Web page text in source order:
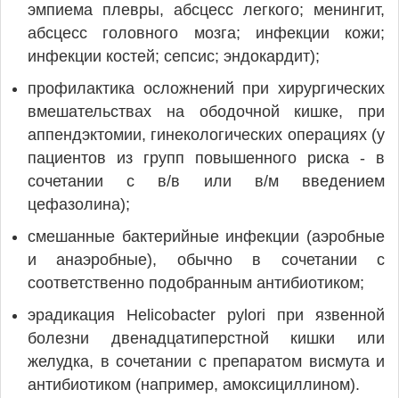
эмпиема плевры, абсцесс легкого; менингит,
абсцесс головного мозга; инфекции кожи;
инфекции костей; сепсис; эндокардит);
профилактика осложнений при хирургических
вмешательствах на ободочной кишке, при
аппендэктомии, гинекологических операциях (у
пациентов из групп повышенного риска - в
сочетании с в/в или в/м введением
цефазолина);
смешанные бактерийные инфекции (аэробные
и анаэробные), обычно в сочетании с
соответственно подобранным антибиотиком;
эрадикация Helicobacter pylori при язвенной
болезни двенадцатиперстной кишки или
желудка, в сочетании с препаратом висмута и
антибиотиком (например, амоксициллином).